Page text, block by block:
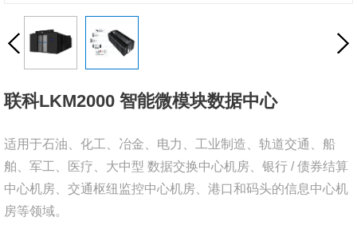
联科LKM2000 智能微模块数据中心
适用于石油、化工、冶金、电力、工业制造、轨道交通、船
舶、军工、医疗、大中型 数据交换中心机房、银行 / 债券结算
中心机房、交通枢纽监控中心机房、港口和码头的信息中心机
房等领域。